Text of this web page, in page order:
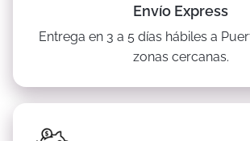
Envío Express
Entrega en 3 a 5 días hábiles a
zonas cercanas.